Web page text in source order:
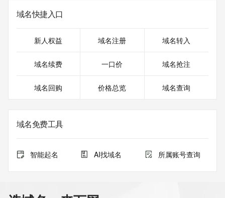
域名快捷入口
新人权益 域名注册 域名转入
域名续费 一口价 域名抢注
域名回购 价格总览 域名查询
域名免费工具
智能起名 AI找域名 所属账号查询